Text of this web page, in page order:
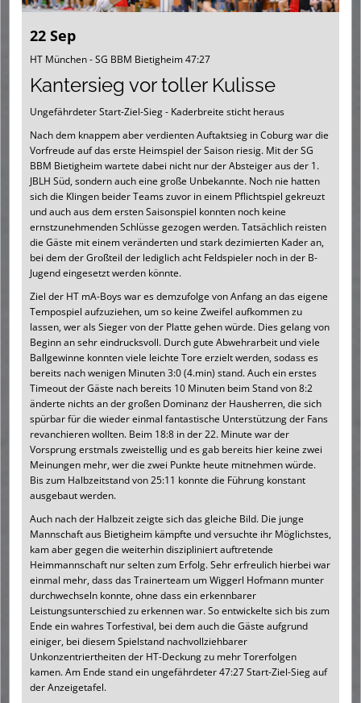
22 Sep
HT München - SG BBM Bietigheim 47:27
Kantersieg vor toller Kulisse
Ungefährdeter Start-Ziel-Sieg - Kaderbreite sticht heraus
Nach dem knappem aber verdienten Auftaktsieg in Coburg war die
Vorfreude auf das erste Heimspiel der Saison riesig. Mit der SG
BBM Bietigheim wartete dabei nicht nur der Absteiger aus der 1.
JBLH Süd, sondern auch eine große Unbekannte. Noch nie hatten
sich die Klingen beider Teams zuvor in einem Pflichtspiel gekreuzt
und auch aus dem ersten Saisonspiel konnten noch keine
ernstzunehmenden Schlüsse gezogen werden. Tatsächlich reisten
die Gäste mit einem veränderten und stark dezimierten Kader an,
bei dem der Großteil der lediglich acht Feldspieler noch in der B-
Jugend eingesetzt werden könnte.
Ziel der HT mA-Boys war es demzufolge von Anfang an das eigene
Tempospiel aufzuziehen, um so keine Zweifel aufkommen zu
lassen, wer als Sieger von der Platte gehen würde. Dies gelang von
Beginn an sehr eindrucksvoll. Durch gute Abwehrarbeit und viele
Ballgewinne konnten viele leichte Tore erzielt werden, sodass es
bereits nach wenigen Minuten 3:0 (4.min) stand. Auch ein erstes
Timeout der Gäste nach bereits 10 Minuten beim Stand von 8:2
änderte nichts an der großen Dominanz der Hausherren, die sich
spürbar für die wieder einmal fantastische Unterstützung der Fans
revanchieren wollten. Beim 18:8 in der 22. Minute war der
Vorsprung erstmals zweistellig und es gab bereits hier keine zwei
Meinungen mehr, wer die zwei Punkte heute mitnehmen würde.
Bis zum Halbzeitstand von 25:11 konnte die Führung konstant
ausgebaut werden.
Auch nach der Halbzeit zeigte sich das gleiche Bild. Die junge
Mannschaft aus Bietigheim kämpfte und versuchte ihr Möglichstes,
kam aber gegen die weiterhin diszipliniert auftretende
Heimmannschaft nur selten zum Erfolg. Sehr erfreulich hierbei war
einmal mehr, dass das Trainerteam um Wiggerl Hofmann munter
durchwechseln konnte, ohne dass ein erkennbarer
Leistungsunterschied zu erkennen war. So entwickelte sich bis zum
Ende ein wahres Torfestival, bei dem auch die Gäste aufgrund
einiger, bei diesem Spielstand nachvollziehbarer
Unkonzentriertheiten der HT-Deckung zu mehr Torerfolgen
kamen. Am Ende stand ein ungefährdeter 47:27 Start-Ziel-Sieg auf
der Anzeigetafel.